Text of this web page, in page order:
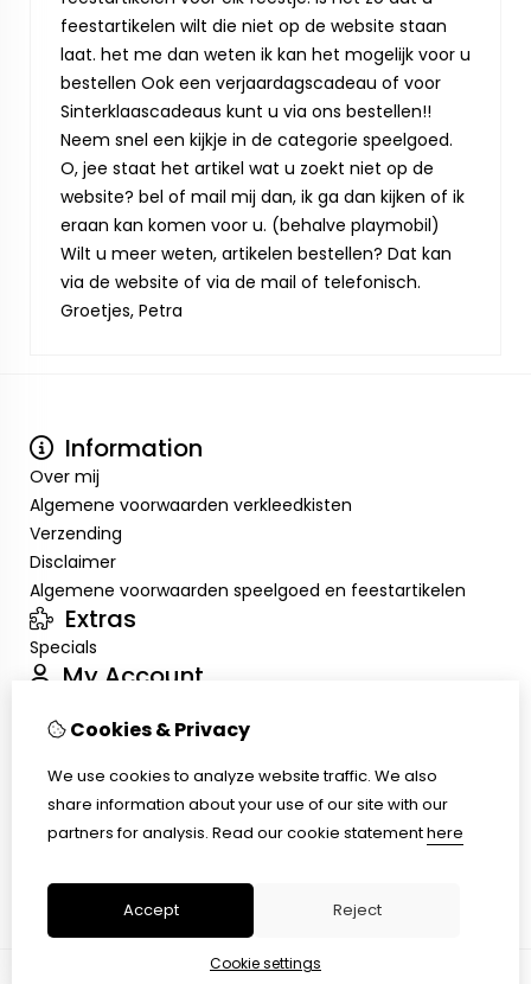
feestartikelen wilt die niet op de website staan
laat. het me dan weten ik kan het mogelijk voor u
bestellen Ook een verjaardagscadeau of voor
Sinterklaascadeaus kunt u via ons bestellen!!
Neem snel een kijkje in de categorie speelgoed.
O, jee staat het artikel wat u zoekt niet op de
website? bel of mail mij dan, ik ga dan kijken of ik
eraan kan komen voor u. (behalve playmobil)
Wilt u meer weten, artikelen bestellen? Dat kan
via de website of via de mail of telefonisch.
Groetjes, Petra
Information
Over mij
Algemene voorwaarden verkleedkisten
Verzending
Disclaimer
Algemene voorwaarden speelgoed en feestartikelen
Extras
Specials
My Account
Order History
Customer Service
Returns
Cookies & Privacy
We use cookies to analyze website traffic. We also
share information about your use of our site with our
partners for analysis. Read our cookie statementhere
Accept Reject
Cookie settings